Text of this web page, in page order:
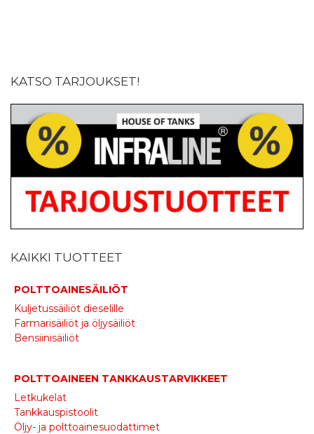
KATSO TARJOUKSET!
KAIKKI TUOTTEET
POLTTOAINESÄILIÖT
Kuljetussäiliöt dieselille
Farmarisäiliöt ja öljysäiliöt
Bensiinisäiliöt
POLTTOAINEEN TANKKAUSTARVIKKEET
Letkukelat
Tankkauspistoolit
Öljy- ja polttoainesuodattimet